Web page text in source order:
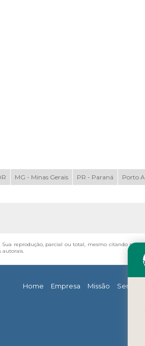
MG - Minas Gerais PR - Paraná Porto
Sua reprodução, parcial ou total, mesmo citando
autorais.
Home Empresa Missão Serviços